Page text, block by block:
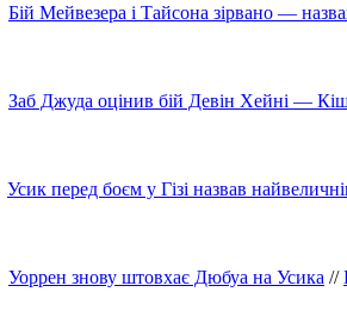
Бій Мейвезера і Тайсона зірвано —
Заб Джуда оцінив бій Девін Хейні —
Усик перед боєм у Гізі назвав
Уоррен знову штовхає Дюбуа на Усика //